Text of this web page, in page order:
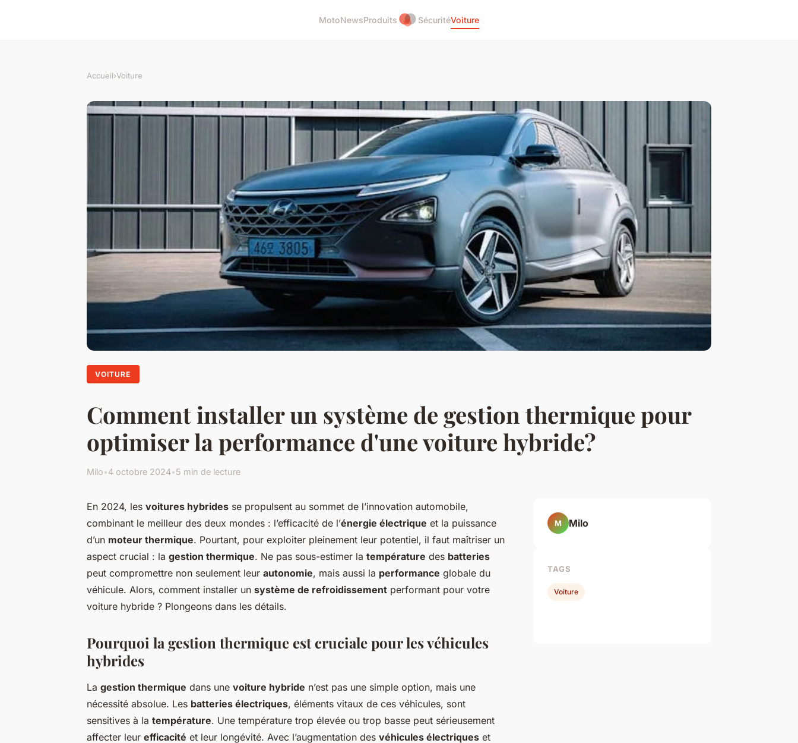
MotoNewsProduits SécuritéVoiture
Accueil›Voiture
VOITURE
Comment installer un système de gestion thermique pour
optimiser la performance d'une voiture hybride?
Milo•4 octobre 2024•5 min de lecture
En 2024, les voitures hybrides se propulsent au sommet de l’innovation automobile,
combinant le meilleur des deux mondes : l’efficacité de l’énergie électrique et la puissance
d’un moteur thermique. Pourtant, pour exploiter pleinement leur potentiel, il faut maîtriser un
aspect crucial : la gestion thermique. Ne pas sous-estimer la température des batteries
peut compromettre non seulement leur autonomie, mais aussi la performance globale du
véhicule. Alors, comment installer un système de refroidissement performant pour votre
voiture hybride ? Plongeons dans les détails.
Pourquoi la gestion thermique est cruciale pour les véhicules
hybrides
La gestion thermique dans une voiture hybride n’est pas une simple option, mais une
nécessité absolue. Les batteries électriques, éléments vitaux de ces véhicules, sont
sensitives à la température. Une température trop élevée ou trop basse peut sérieusement
affecter leur efficacité et leur longévité. Avec l’augmentation des véhicules électriques et
M Milo
TAGS
Voiture